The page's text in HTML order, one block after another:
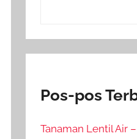
Pos-pos
Tanaman Lentil Air